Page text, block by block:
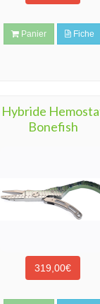
Panier Fiche
Hybride
Bonefish
319,00€